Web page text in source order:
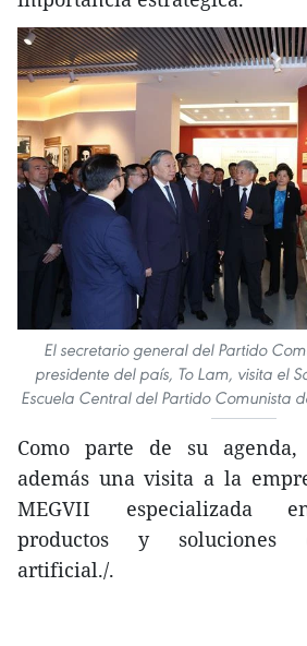
El secretario general del Partido
presidente del país, To Lam, visita el
Escuela Central del Partido Comunista
Como parte de su
además una visita a la
MEGVII especializada
productos y soluciones
artificial./.